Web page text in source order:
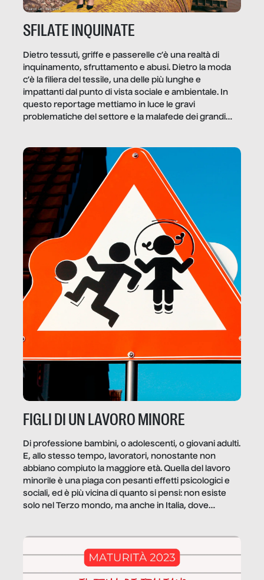
SFILATE INQUINATE
Dietro tessuti, griffe e passerelle c’è una realtà di
inquinamento, sfruttamento e abusi. Dietro la moda
c’è la filiera del tessile, una delle più lunghe e
impattanti dal punto di vista sociale e ambientale. In
questo reportage mettiamo in luce le gravi
problematiche del settore e la malafede dei grandi
FIGLI DI UN LAVORO MINORE
Di professione bambini, o adolescenti, o giovani adulti.
E, allo stesso tempo, lavoratori, nonostante non
abbiano compiuto la maggiore età. Quella del lavoro
minorile è una piaga con pesanti effetti psicologici e
sociali, ed è più vicina di quanto si pensi: non esiste
solo nel Terzo mondo, ma anche in Italia, dove